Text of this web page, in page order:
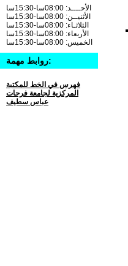
الأحــــد: 08:00سا-15:30سا
الأثنيــن: 08:00سا-15:30سا
الثلاثـاء: 08:00سا-15:30سا
الأربعاء: 08:00سا-15:30سا
الخميس: 08:00سا-15:30سا
روابط مهمة:
فهرس في الخط للمكتبة
المركزية لجامعة فرحات
عباس سطيف